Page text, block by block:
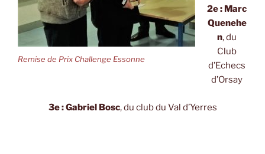
Remise de Prix Challenge Essonne
2e : Marc
Quenehe
n, du
Club
d’Echecs
d’Orsay
3e : Gabriel Bosc, du club du Val d’Yerres